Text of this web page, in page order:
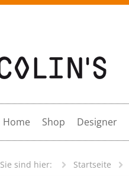
Home Shop Designer
Sie sind hier: Startseite